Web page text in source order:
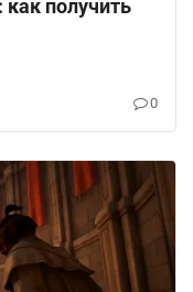
получить
0